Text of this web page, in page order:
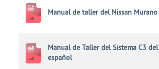
Manual de taller del Nissan
Manual de Taller del Sistema C3
español